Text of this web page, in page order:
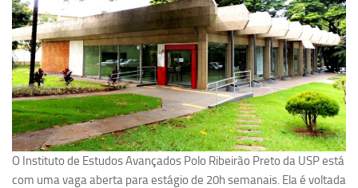
Carreira Docente de Impacto
Ciência, Arte, Educação e Sociedade: CienArtES
Grupo de Estudos Avançados em Tecnologia e Informação
em Saúde com foco em Populações Vulneráveis
(Confluencia)
Grupos de estudo encerrados
Grupos de Pesquisa
Criminologia Experimental e Segurança Pública
O Instituto de Estudos Avançados Polo Ribeirão Preto da USP está
com uma vaga aberta para estágio de 20h semanais. Ela é voltada